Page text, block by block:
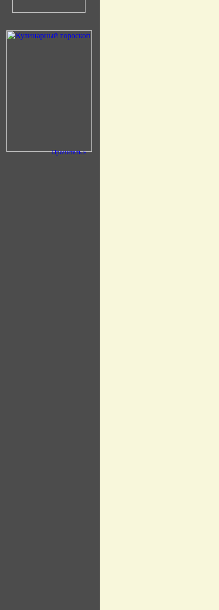
Прочитать »